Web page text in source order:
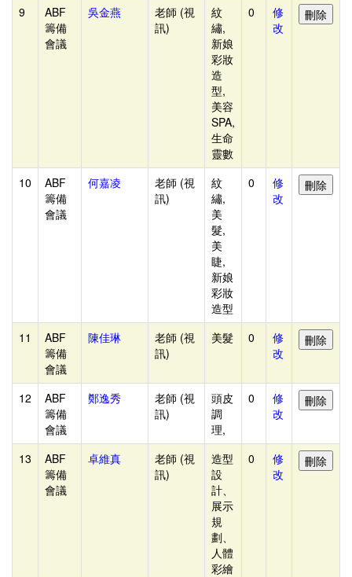
(後
端)
核
評
審
分
產
生
冠
亞
季
軍
冠
9
ABF
籌備
會議
吳金燕
老師 (視
訊)
紋
繡,
新娘
彩妝
造
型,
美容
SPA,
生命
靈數
0
修
改
10
ABF
籌備
會議
何嘉凌
老師 (視
訊)
紋
繡,
美
髮,
美
睫,
新娘
彩妝
造型
0
修
改
11
ABF
籌備
會議
陳佳琳
老師 (視
訊)
美髮 0
修
改
12
ABF
籌備
會議
鄭逸秀
老師 (視
訊)
頭皮
調
理,
0
修
改
13
ABF
籌備
會議
卓維真
老師 (視
訊)
造型
設
計、
展示
規
劃、
人體
彩繪
0
修
改